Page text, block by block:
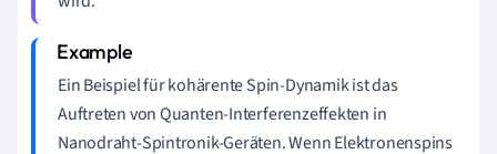
Ein Beispiel für kohärente Spin-Dynamik ist das
Auftreten von Quanten-Interferenzeffekten in
Nanodraht-Spintronik-Geräten. Wenn Elektronenspins